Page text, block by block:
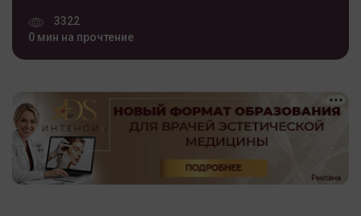
3322
0 мин на прочтение